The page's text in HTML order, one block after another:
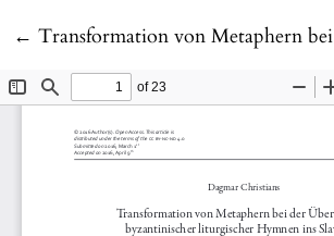
← Return to Article Details
Transformation von Metaphern bei der Übertragung byzantinischer liturgischer Hymnen ins Slavische